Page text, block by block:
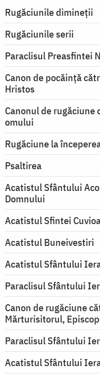
Rugăciunile dimineții
Rugăciunile serii
Paraclisul Preasfintei
Canon de pocăință
Hristos
Canonul de
omului
Rugăciune la
Psaltirea
Acatistul Sfântului
Domnului
Acatistul Sfintei
Acatistul Buneivestiri
Acatistul Sfântului
Paraclisul Sfântului
Canon de rugăciune
Mărturisitorul,
Paraclisul Sfântului
Acatistul Sfântului